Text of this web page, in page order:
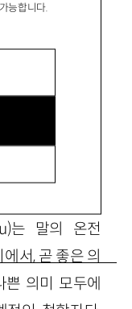
능합니다.
연구교수
)는 말의 온전
서, 곧 좋은 의
쁜 의미 모두에